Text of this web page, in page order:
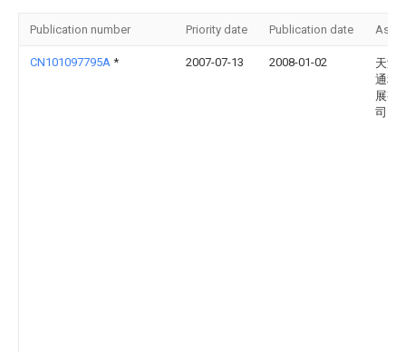
Publication number Priority date Publication date
CN101097795A * 2007-07-13 2008-01-02
天津
通科
展有
司